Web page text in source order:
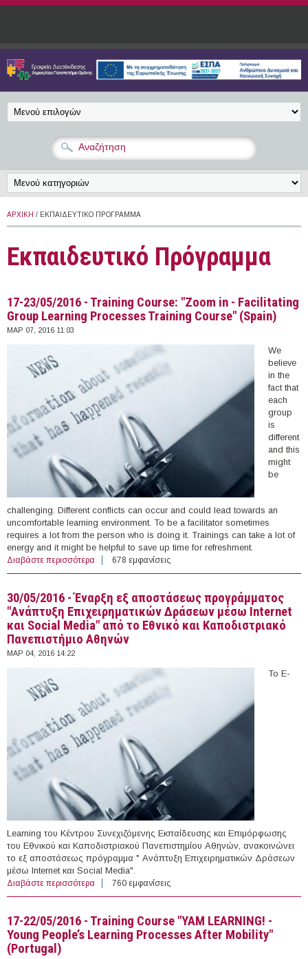
Παράκαμψη προς το κυρίως περιεχόμενο
ΑΡΧΙΚΉ / ΕΚΠΑΙΔΕΥΤΙΚΌ ΠΡΌΓΡΑΜΜΑ
Εκπαιδευτικό Πρόγραμμα
17-23/05/2016 - Training Course: "Zoom in - Facilitating
Group Learning Processes Training Course" (Spain)
ΜΑΡ 07, 2016 11:03
We
believe
in the
fact that
each
group
is
different
and this
might
be
challenging. Different conflicts can occur and could lead towards an
uncomfortable learning environment. To be a facilitator sometimes
requires a lot from the person who is doing it. Trainings can take a lot of
energy and it might be helpful to save up time for refreshment.
Διαβάστε περισσότερα για 17-23/05/2016 - Training Course: "Zoom in -
Facilitating Group Learning Processes Training Course"
678 εμφανίσεις
30/05/2016 - Έναρξη εξ αποστάσεως προγράμματος
"Ανάπτυξη Επιχειρηματικών Δράσεων μέσω Internet
και Social Media" από το Εθνικό και Καποδιστριακό
Πανεπιστήμιο Αθηνών
ΜΑΡ 04, 2016 14:22
Το E-
Learning του Κέντρου Συνεχιζόμενης Εκπαίδευσης και Επιμόρφωσης
του Εθνικού και Καποδιστριακού Πανεπιστημίου Αθηνών, ανακοινώνει
το εξ αποστάσεως πρόγραμμα " Ανάπτυξη Επιχειρηματικών Δράσεων
μέσω Internet και Social Media".
Διαβάστε περισσότερα για 30/05/2016 - Έναρξη εξ αποστάσεως προγράμματος
"Ανάπτυξη Επιχειρηματικών Δράσεων μέσω Internet και
Πανεπιστήμιο Αθηνών
760 εμφανίσεις
17-22/05/2016 - Training Course "YAM LEARNING! -
Young People’s Learning Processes After Mobility"
(Portugal)